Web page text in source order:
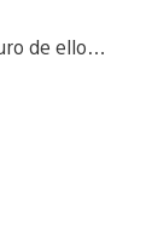
de ello…